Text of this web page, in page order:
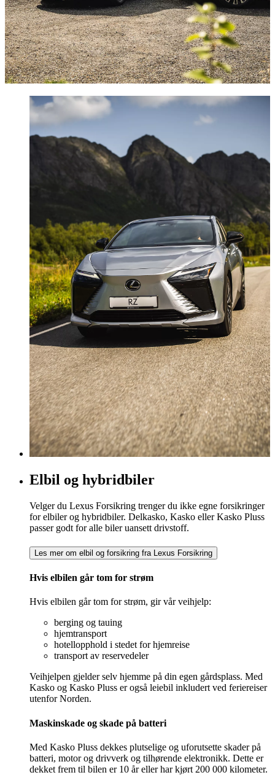
Elbil og hybridbiler
Velger du Lexus Forsikring trenger du ikke egne forsikringer
for elbiler og hybridbiler. Delkasko, Kasko eller Kasko Pluss
passer godt for alle biler uansett drivstoff.
Les mer om elbil og forsikring fra Lexus Forsikring
Hvis elbilen går tom for strøm
Hvis elbilen går tom for strøm, gir vår veihjelp:
berging og tauing
hjemtransport
hotellopphold i stedet for hjemreise
transport av reservedeler
Veihjelpen gjelder selv hjemme på din egen gårdsplass. Med
Kasko og Kasko Pluss er også leiebil inkludert ved feriereiser
utenfor Norden.
Maskinskade og skade på batteri
Med Kasko Pluss dekkes plutselige og uforutsette skader på
batteri, motor og drivverk og tilhørende elektronikk. Dette er
dekket frem til bilen er 10 år eller har kjørt 200 000 kilometer.